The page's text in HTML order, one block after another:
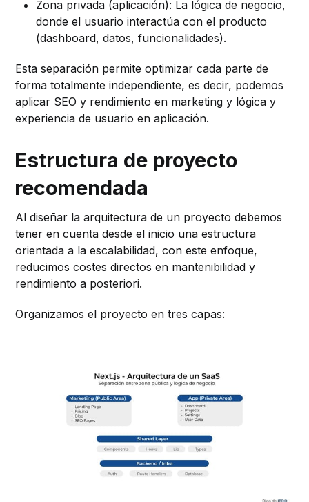
Zona privada (aplicación): La lógica de negocio,
donde el usuario interactúa con el producto
(dashboard, datos, funcionalidades).
Esta separación permite optimizar cada parte de
forma totalmente independiente, es decir, podemos
aplicar SEO y rendimiento en marketing y lógica y
experiencia de usuario en aplicación.
Estructura de proyecto
recomendada
Al diseñar la arquitectura de un proyecto debemos
tener en cuenta desde el inicio una estructura
orientada a la escalabilidad, con este enfoque,
reducimos costes directos en mantenibilidad y
rendimiento a posteriori.
Organizamos el proyecto en tres capas: